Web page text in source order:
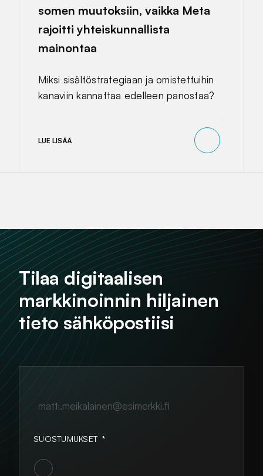
somen muutoksiin, vaikka Meta
rajoitti yhteiskunnallista
mainontaa
Miksi sisältöstrategiaan ja omistettuihin
kanaviin kannattaa edelleen panostaa?
LUE LISÄÄ
Tilaa digitaalisen
markkinoinnin hiljainen
tieto sähköpostiisi
SUOSTUMUKSET *